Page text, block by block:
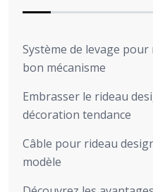
Système de levage
bon mécanisme
Embrasser le rideau
décoration tendance
Câble pour rideau
modèle